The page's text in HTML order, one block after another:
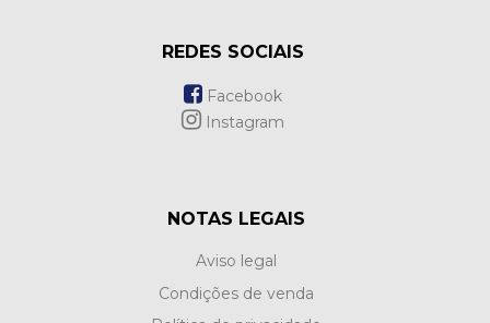
REDES SOCIAIS
Facebook
Instagram
NOTAS LEGAIS
Aviso legal
Condições de venda